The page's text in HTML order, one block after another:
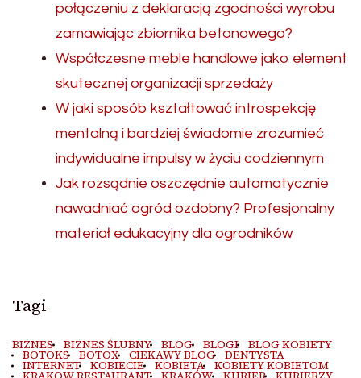
połączeniu z deklaracją zgodności wyrobu
zamawiając zbiornika betonowego?
Współczesne meble handlowe jako element
skutecznej organizacji sprzedaży
W jaki sposób kształtować introspekcję
mentalną i bardziej świadomie zrozumieć
indywidualne impulsy w życiu codziennym
Jak rozsądnie oszczędnie automatycznie
nawadniać ogród ozdobny? Profesjonalny
materiał edukacyjny dla ogrodników
Tagi
BIZNES BIZNES ŚLUBNY BLOG BLOGI BLOG KOBIETY
BOTOKS BOTOX CIEKAWY BLOG DENTYSTA
INTERNET KOBIECIE KOBIETA KOBIETY KOBIETOM